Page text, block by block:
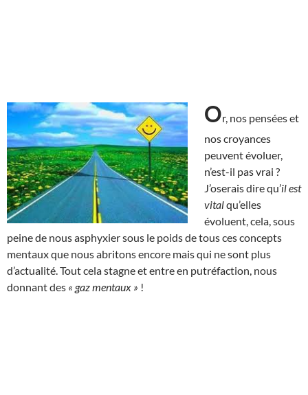
Or, nos pensées et
nos croyances
peuvent évoluer,
n’est-il pas vrai ?
J’oserais dire qu’il est
vitalqu’elles
évoluent, cela, sous
peine de nous asphyxier sous le poids de tous ces concepts
mentaux que nous abritons encore mais qui ne sont plus
d’actualité. Tout cela stagne et entre en putréfaction, nous
donnant des « gaz mentaux » !